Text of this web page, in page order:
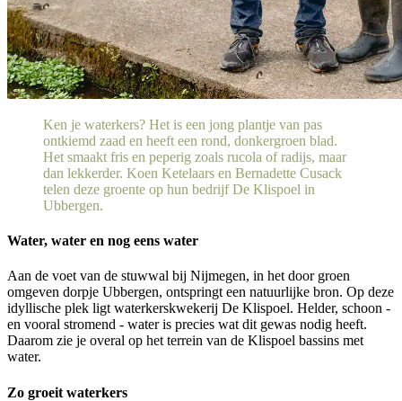
Ken je waterkers? Het is een jong plantje van pas
ontkiemd zaad en heeft een rond, donkergroen blad.
Het smaakt fris en peperig zoals rucola of radijs, maar
dan lekkerder. Koen Ketelaars en Bernadette Cusack
telen deze groente op hun bedrijf De Klispoel in
Ubbergen.
Water, water en nog eens water
Aan de voet van de stuwwal bij Nijmegen, in het door groen
omgeven dorpje Ubbergen, ontspringt een natuurlijke bron. Op deze
idyllische plek ligt waterkerskwekerij De Klispoel. Helder, schoon -
en vooral stromend - water is precies wat dit gewas nodig heeft.
Daarom zie je overal op het terrein van de Klispoel bassins met
water.
Zo groeit waterkers